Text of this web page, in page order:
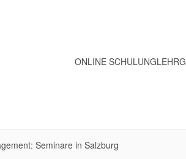
ONLINE SCHULUNG
Seminare in Salzburg